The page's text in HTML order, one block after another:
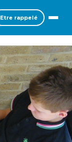
Etre rappelé